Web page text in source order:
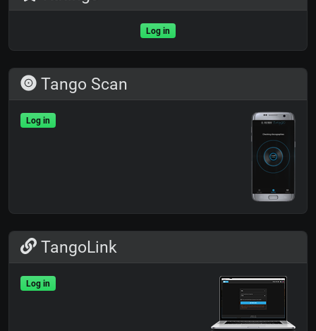
Log in
Tango Scan
Log in
TangoLink
Log in